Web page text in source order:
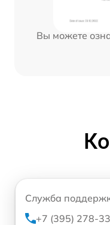
Вы можете
Служба
+7 (395) 278-